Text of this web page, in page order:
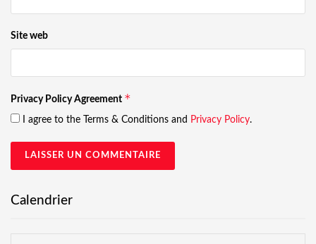
Site web
Privacy Policy Agreement *
I agree to the Terms & Conditions and Privacy Policy.
Calendrier